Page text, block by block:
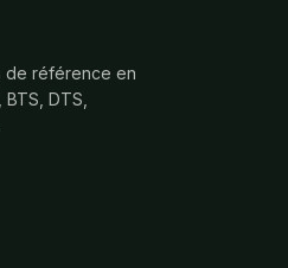
de référence en
DTS,